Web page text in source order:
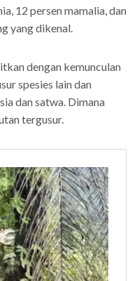
12 persen mamalia, dan
yang dikenal.
dengan kemunculan
spesies lain dan
dan satwa. Dimana
tergusur.